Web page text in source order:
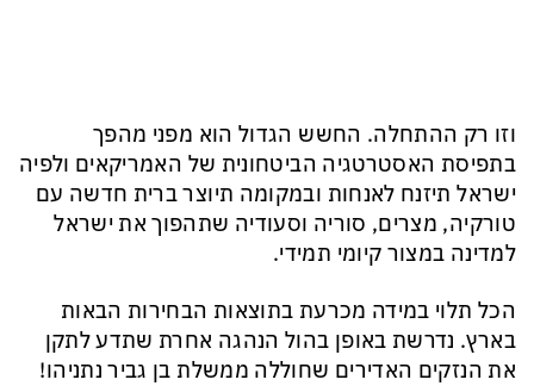
וזו רק ההתחלה. החשש הגדול הוא מפני מהפך
בתפיסת האסטרטגיה הביטחונית של האמריקאים ולפיה
ישראל תיזנח לאנחות ובמקומה תיוצר ברית חדשה עם
טורקיה, מצרים, סוריה וסעודיה שתהפוך את ישראל
למדינה במצור קיומי תמידי.
הכל תלוי במידה מכרעת בתוצאות הבחירות הבאות
בארץ. נדרשת באופן בהול הנהגה אחרת שתדע לתקן
את הנזקים האדירים שחוללה ממשלת בן גביר נתניהו!